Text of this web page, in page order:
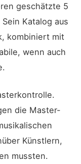
geschätzte 5
Katalog aus
kombiniert mit
wenn auch
die Master-
Künstlern,
mussten.